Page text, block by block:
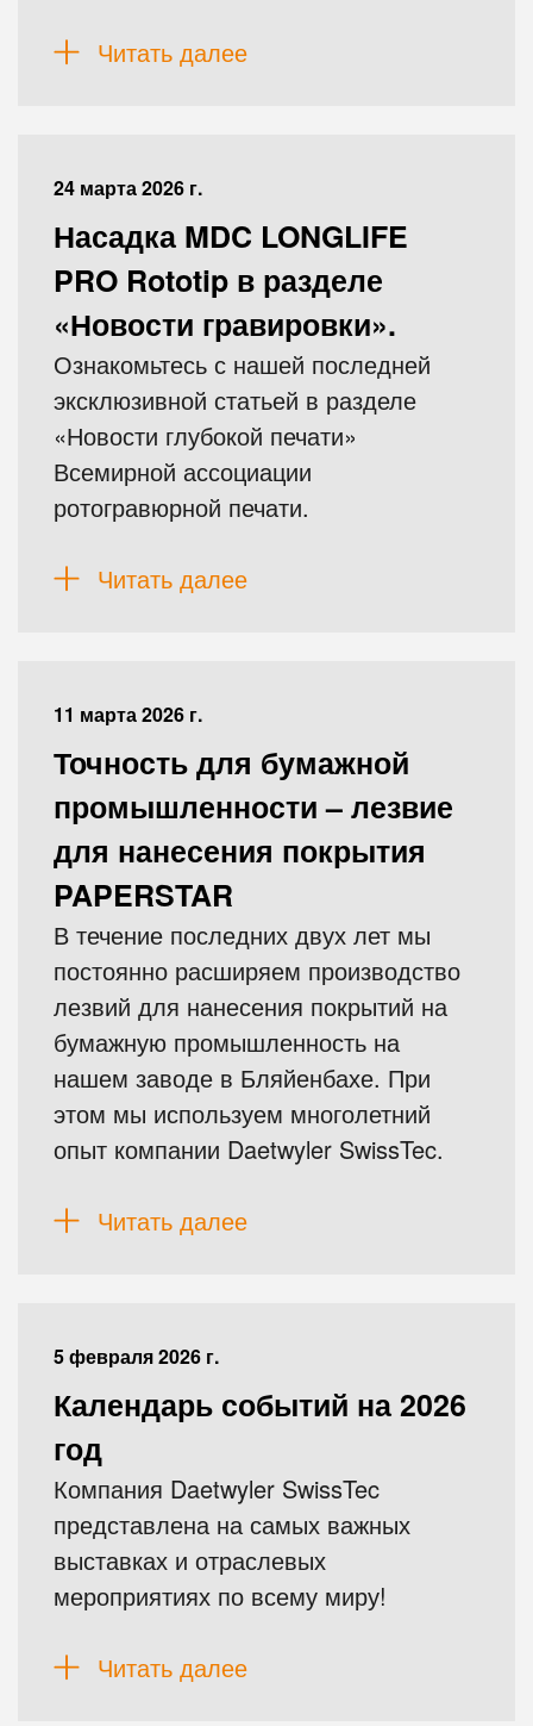
Читать далее
24 марта 2026 г.
Насадка MDC LONGLIFE
PRO Rototip в разделе
«Новости гравировки».
Ознакомьтесь с нашей последней
эксклюзивной статьей в разделе
«Новости глубокой печати»
Всемирной ассоциации
ротогравюрной печати.
Читать далее
11 марта 2026 г.
Точность для бумажной
промышленности – лезвие
для нанесения покрытия
PAPERSTAR
В течение последних двух лет мы
постоянно расширяем производство
лезвий для нанесения покрытий на
бумажную промышленность на
нашем заводе в Бляйенбахе. При
этом мы используем многолетний
опыт компании Daetwyler SwissTec.
Читать далее
5 февраля 2026 г.
Календарь событий на 2026
год
Компания Daetwyler SwissTec
представлена ​​на самых важных
выставках и отраслевых
мероприятиях по всему миру!
Читать далее